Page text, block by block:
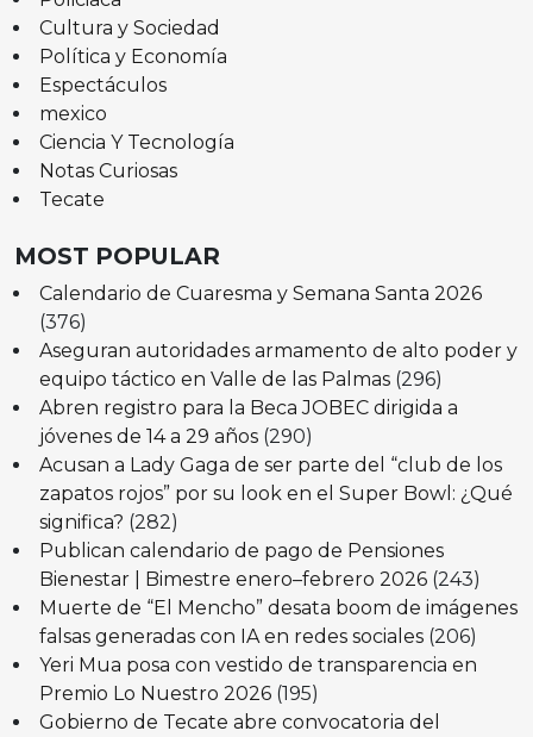
Cultura y Sociedad
Política y Economía
Espectáculos
mexico
Ciencia Y Tecnología
Notas Curiosas
Tecate
MOST POPULAR
Calendario de Cuaresma y Semana Santa 2026
(376)
Aseguran autoridades armamento de alto poder y
equipo táctico en Valle de las Palmas (296)
Abren registro para la Beca JOBEC dirigida a
jóvenes de 14 a 29 años (290)
Acusan a Lady Gaga de ser parte del “club de los
zapatos rojos” por su look en el Super Bowl: ¿Qué
significa? (282)
Publican calendario de pago de Pensiones
Bienestar | Bimestre enero–febrero 2026 (243)
Muerte de “El Mencho” desata boom de imágenes
falsas generadas con IA en redes sociales (206)
Yeri Mua posa con vestido de transparencia en
Premio Lo Nuestro 2026 (195)
Gobierno de Tecate abre convocatoria del